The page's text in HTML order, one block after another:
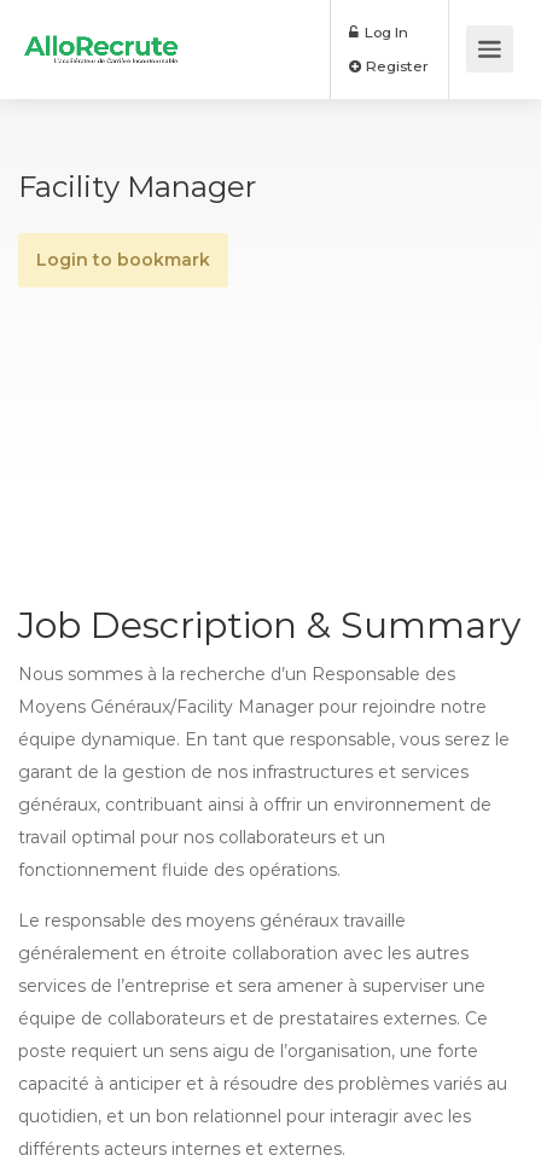
Log In
Facility Manager
Login to bookmark
Job Description & Summary
Nous sommes à la recherche d’un Responsable des
Moyens Généraux/Facility Manager pour rejoindre notre
équipe dynamique. En tant que responsable, vous serez le
garant de la gestion de nos infrastructures et services
généraux, contribuant ainsi à offrir un environnement de
travail optimal pour nos collaborateurs et un
fonctionnement fluide des opérations.
Le responsable des moyens généraux travaille
généralement en étroite collaboration avec les autres
services de l’entreprise et sera amener à superviser une
équipe de collaborateurs et de prestataires externes. Ce
poste requiert un sens aigu de l’organisation, une forte
capacité à anticiper et à résoudre des problèmes variés au
quotidien, et un bon relationnel pour interagir avec les
différents acteurs internes et externes.